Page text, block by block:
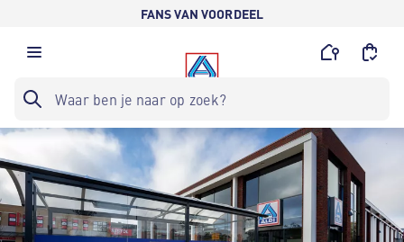
FANS VAN VOORDEEL